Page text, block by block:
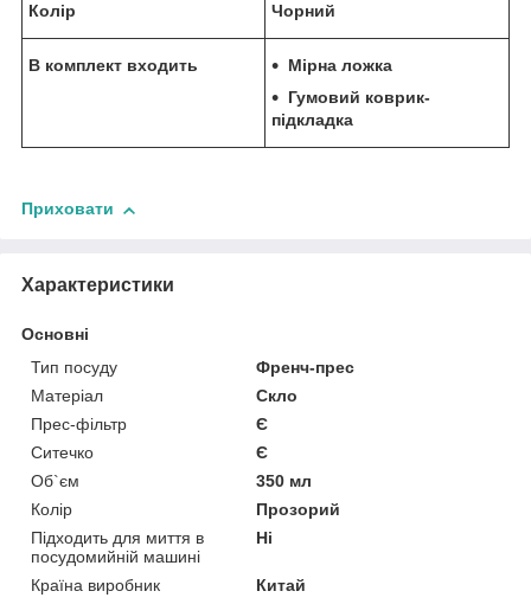
Колір Чорний
В комплект входить
Мірна ложка
Гумовий коврик-
підкладка
Приховати
Характеристики
Основні
Тип посуду
Френч-прес
Матеріал
Скло
Прес-фільтр
Є
Ситечко
Є
Об`єм
350 мл
Колір
Прозорий
Підходить для миття в
посудомийній машині
Ні
Країна виробник
Китай